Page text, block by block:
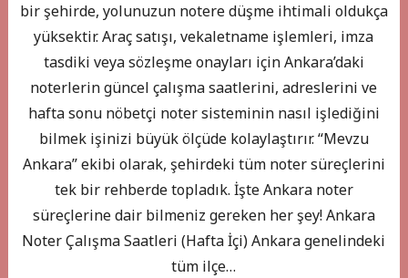
bir şehirde, yolunuzun notere düşme ihtimali oldukça
yüksektir. Araç satışı, vekaletname işlemleri, imza
tasdiki veya sözleşme onayları için Ankara’daki
noterlerin güncel çalışma saatlerini, adreslerini ve
hafta sonu nöbetçi noter sisteminin nasıl işlediğini
bilmek işinizi büyük ölçüde kolaylaştırır. “Mevzu
Ankara” ekibi olarak, şehirdeki tüm noter süreçlerini
tek bir rehberde topladık. İşte Ankara noter
süreçlerine dair bilmeniz gereken her şey! Ankara
Noter Çalışma Saatleri (Hafta İçi) Ankara genelindeki
tüm ilçe…